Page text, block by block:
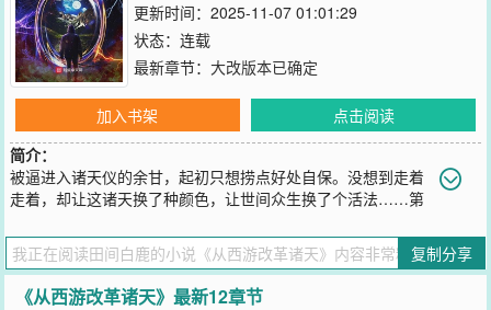
更新时间：2025-11-07 01:01:29
状态：连载
最新章节： 大改版本已确定
加入书架
点击阅读
简介：
被逼进入诸天仪的余甘，起初只想捞点好处自保。没想到走着
走着，却让这诸天换了种颜色，让世间众生换了个活法……第
平等，那便人人如龙！
您要是觉得《从西游改革诸天》还不错的话请不要忘记向您QQ群和微
博微信里的朋友推荐哦！
复制分享
《从西游改革诸天》最新12章节